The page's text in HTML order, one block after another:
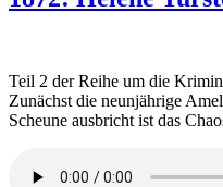
Teil 2 der Reihe um die
Zunächst die neunjährige
Scheune ausbricht ist das